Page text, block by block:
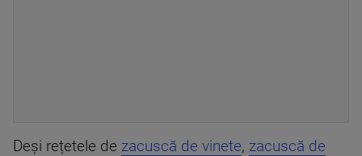
Deși rețetele de zacuscă de vinete, zacuscă de